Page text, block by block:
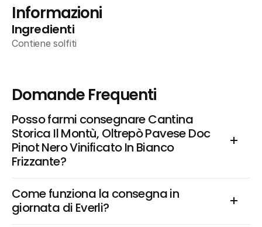
Informazioni
Ingredienti
Contiene solfiti
Domande Frequenti
Posso farmi consegnare Cantina
Storica Il Montù, Oltrepò Pavese Doc
Pinot Nero Vinificato In Bianco
Frizzante?
Come funziona la consegna in
giornata di Everli?